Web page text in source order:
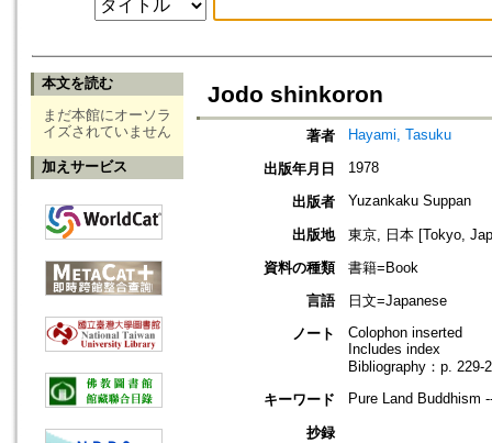
本文を読む
まだ本館にオーソラ
イズされていません
加えサービス
Jodo shinkoron
著者 Hayami, Tasuku
出版年月日 1978
出版者 Yuzankaku Suppan
出版地
東京, 日本 [Tokyo,
資料の種類
書籍=Book
言語
日文=Japanese
ノート
Colophon inserted
Includes index
Bibliography：p. 229-
キーワード
Pure Land Buddhism
抄録